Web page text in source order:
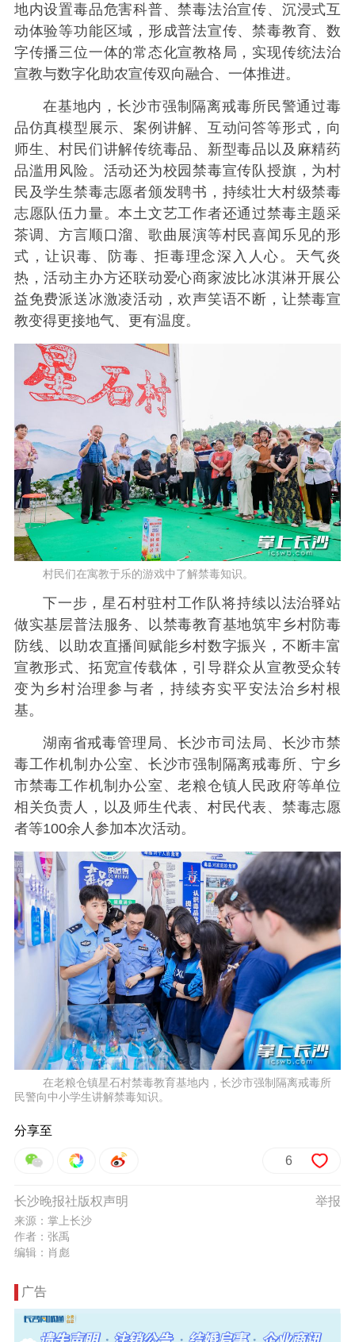
地内设置毒品危害科普、禁毒法治宣传、沉浸式互
动体验等功能区域，形成普法宣传、禁毒教育、数
字传播三位一体的常态化宣教格局，实现传统法治
宣教与数字化助农宣传双向融合、一体推进。
在基地内，长沙市强制隔离戒毒所民警通过毒
品仿真模型展示、案例讲解、互动问答等形式，向
师生、村民们讲解传统毒品、新型毒品以及麻精药
品滥用风险。活动还为校园禁毒宣传队授旗，为村
民及学生禁毒志愿者颁发聘书，持续壮大村级禁毒
志愿队伍力量。本土文艺工作者还通过禁毒主题采
茶调、方言顺口溜、歌曲展演等村民喜闻乐见的形
式，让识毒、防毒、拒毒理念深入人心。天气炎
热，活动主办方还联动爱心商家波比冰淇淋开展公
益免费派送冰激凌活动，欢声笑语不断，让禁毒宣
教变得更接地气、更有温度。
村民们在寓教于乐的游戏中了解禁毒知识。
下一步，星石村驻村工作队将持续以法治驿站
做实基层普法服务、以禁毒教育基地筑牢乡村防毒
防线、以助农直播间赋能乡村数字振兴，不断丰富
宣教形式、拓宽宣传载体，引导群众从宣教受众转
变为乡村治理参与者，持续夯实平安法治乡村根
基。
湖南省戒毒管理局、长沙市司法局、长沙市禁
毒工作机制办公室、长沙市强制隔离戒毒所、宁乡
市禁毒工作机制办公室、老粮仓镇人民政府等单位
相关负责人，以及师生代表、村民代表、禁毒志愿
者等100余人参加本次活动。
在老粮仓镇星石村禁毒教育基地内，长沙市强制隔离戒毒所
民警向中小学生讲解禁毒知识。
分享至
6
举报
长沙晚报社版权声明
来源：掌上长沙
作者：张禹
编辑：肖彪
广告